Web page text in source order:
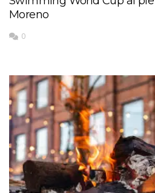
Moreno
0